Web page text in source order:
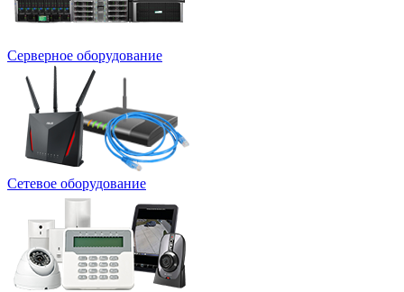
Серверное оборудование
Сетевое оборудование